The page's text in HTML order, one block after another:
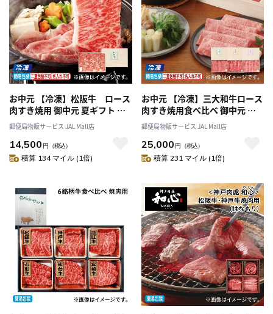
お中元 【冷凍】松阪牛 ロース
肉すき焼用 御中元 夏ギフト ギ
フト 贈答 プレゼント 送料込み
郵便局物販サービス JAL Mall店
14,500 円 （税込）
積算 134 マイル (1倍)
お中元 【冷凍】三大和牛ロース
肉すき焼用食べ比べ 御中元 夏
ギフト ギフト 贈答 プレゼント
送料込み
郵便局物販サービス JAL Mall店
25,000 円 （税込）
積算 231 マイル (1倍)